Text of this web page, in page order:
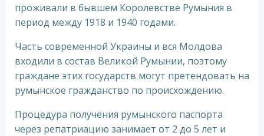
проживали в бывшем Королевстве Румыния в
период между 1918 и 1940 годами.
Часть современной Украины и вся Молдова
входили в состав Великой Румынии, поэтому
граждане этих государств могут претендовать на
румынское гражданство по происхождению.
Процедура получения румынского паспорта
через репатриацию занимает от 2 до 5 лет и